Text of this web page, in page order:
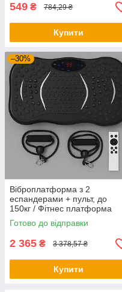
549 ₴ 784,29 ₴
Купити
–30%
Віброплатформа з 2
еспандерами + пульт, до
150кг / Фітнес платформа
для вправ на все тіло
Готово до відправки
2 365 ₴ 3 378,57 ₴
Купити